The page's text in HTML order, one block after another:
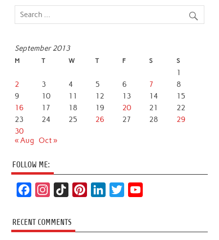
September 2013
M T W T F S S
1
2
3 4 5 6 7
8
9
10 11 12 13 14
15
16
17 18 19 20 21
22
23
24 25 26 27 28
29
30
« Aug
Oct »
FOLLOW ME:
c
e
s
t
k
T
t
k
t
T
RECENT COMMENTS